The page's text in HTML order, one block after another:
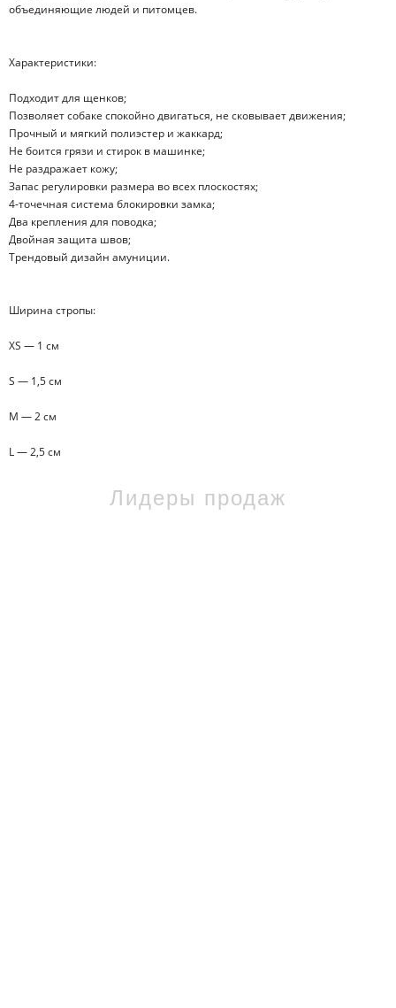
объединяющие людей и питомцев.
Характеристики:
Подходит для щенков;
Позволяет собаке спокойно двигаться, не сковывает движения;
Прочный и мягкий полиэстер и жаккард;
Не боится грязи и стирок в машинке;
Не раздражает кожу;
Запас регулировки размера во всех плоскостях;
4-точечная система блокировки замка;
Два крепления для поводка;
Двойная защита швов;
Трендовый дизайн амуниции.
Ширина стропы:
XS — 1 см
S — 1,5 см
M — 2 см
L — 2,5 см
Лидеры продаж